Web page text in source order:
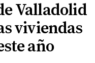
Valladolid
viviendas
año